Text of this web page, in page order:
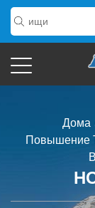
Дома
Повышение